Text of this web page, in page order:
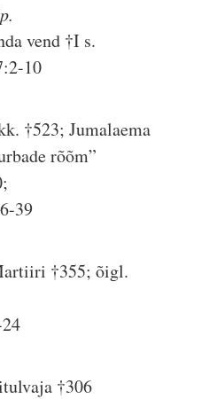
vend †I s.
10
†523; Jumalaema
rõõm”
39
†355; õigl.
†306